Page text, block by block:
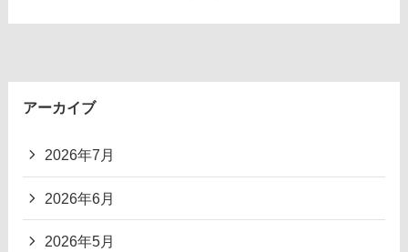
アーカイブ
2026年7月
2026年6月
2026年5月